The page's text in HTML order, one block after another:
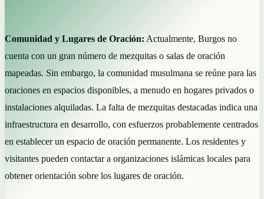
Comunidad y Lugares de Oración: Actualmente, Burgos no
cuenta con un gran número de mezquitas o salas de oración
mapeadas. Sin embargo, la comunidad musulmana se reúne para las
oraciones en espacios disponibles, a menudo en hogares privados o
instalaciones alquiladas. La falta de mezquitas destacadas indica una
infraestructura en desarrollo, con esfuerzos probablemente centrados
en establecer un espacio de oración permanente. Los residentes y
visitantes pueden contactar a organizaciones islámicas locales para
obtener orientación sobre los lugares de oración.